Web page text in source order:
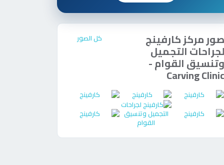
صورمركزكارفينج
لجراحات التجميل
وتنسيق القوام -
Carving Clinic
كل الصور